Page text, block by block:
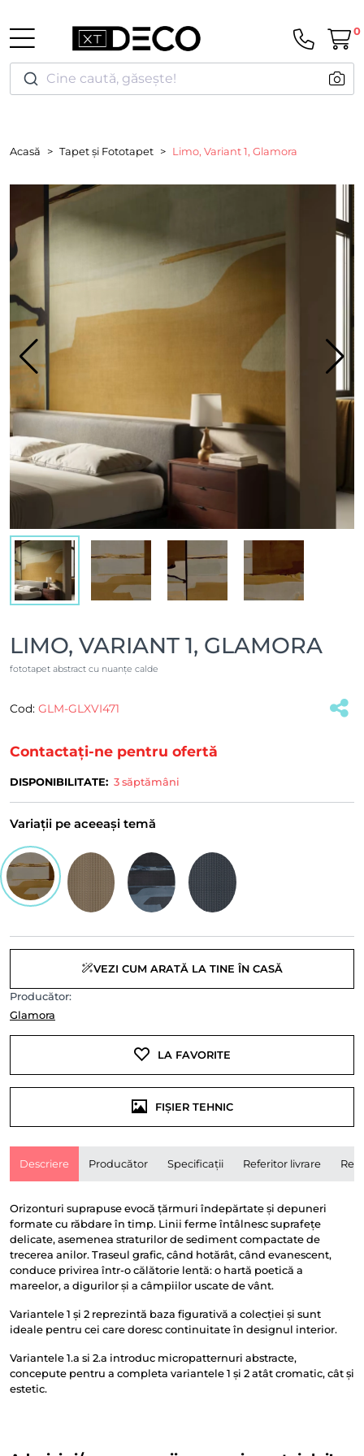
Cine caută, găsește!
0
Acasă Tapet și Fototapet Limo, Variant 1, Glamora
LIMO, VARIANT 1, GLAMORA
fototapet abstract cu nuanțe calde
Cod: GLM-GLXVI471
Contactați-ne pentru ofertă
DISPONIBILITATE: 3 săptămâni
Variații pe aceeași temă
VEZI CUM ARATĂ LA TINE ÎN CASĂ
Producător:
Glamora
LA FAVORITE
FIȘIER TEHNIC
Descriere Producător Specificații Referitor livrare
Orizonturi suprapuse evocă țărmuri îndepărtate și depuneri
formate cu răbdare în timp. Linii ferme întâlnesc suprafețe
delicate, asemenea straturilor de sediment compactate de
trecerea anilor. Traseul grafic, când hotărât, când evanescent,
conduce privirea într-o călătorie lentă: o hartă poetică a
mareelor, a digurilor și a câmpiilor uscate de vânt.
Variantele 1 și 2 reprezintă baza figurativă a colecției și sunt
ideale pentru cei care doresc continuitate în designul interior.
Variantele 1.a si 2.a introduc micropatternuri abstracte,
concepute pentru a completa variantele 1 și 2 atât cromatic, cât și
estetic.